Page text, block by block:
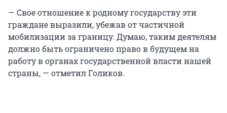
— Свое отношение к родному государству эти
граждане выразили, убежав от частичной
мобилизации за границу. Думаю, таким деятелям
должно быть ограничено право в будущем на
работу в органах государственной власти нашей
страны, — отметил Голиков.